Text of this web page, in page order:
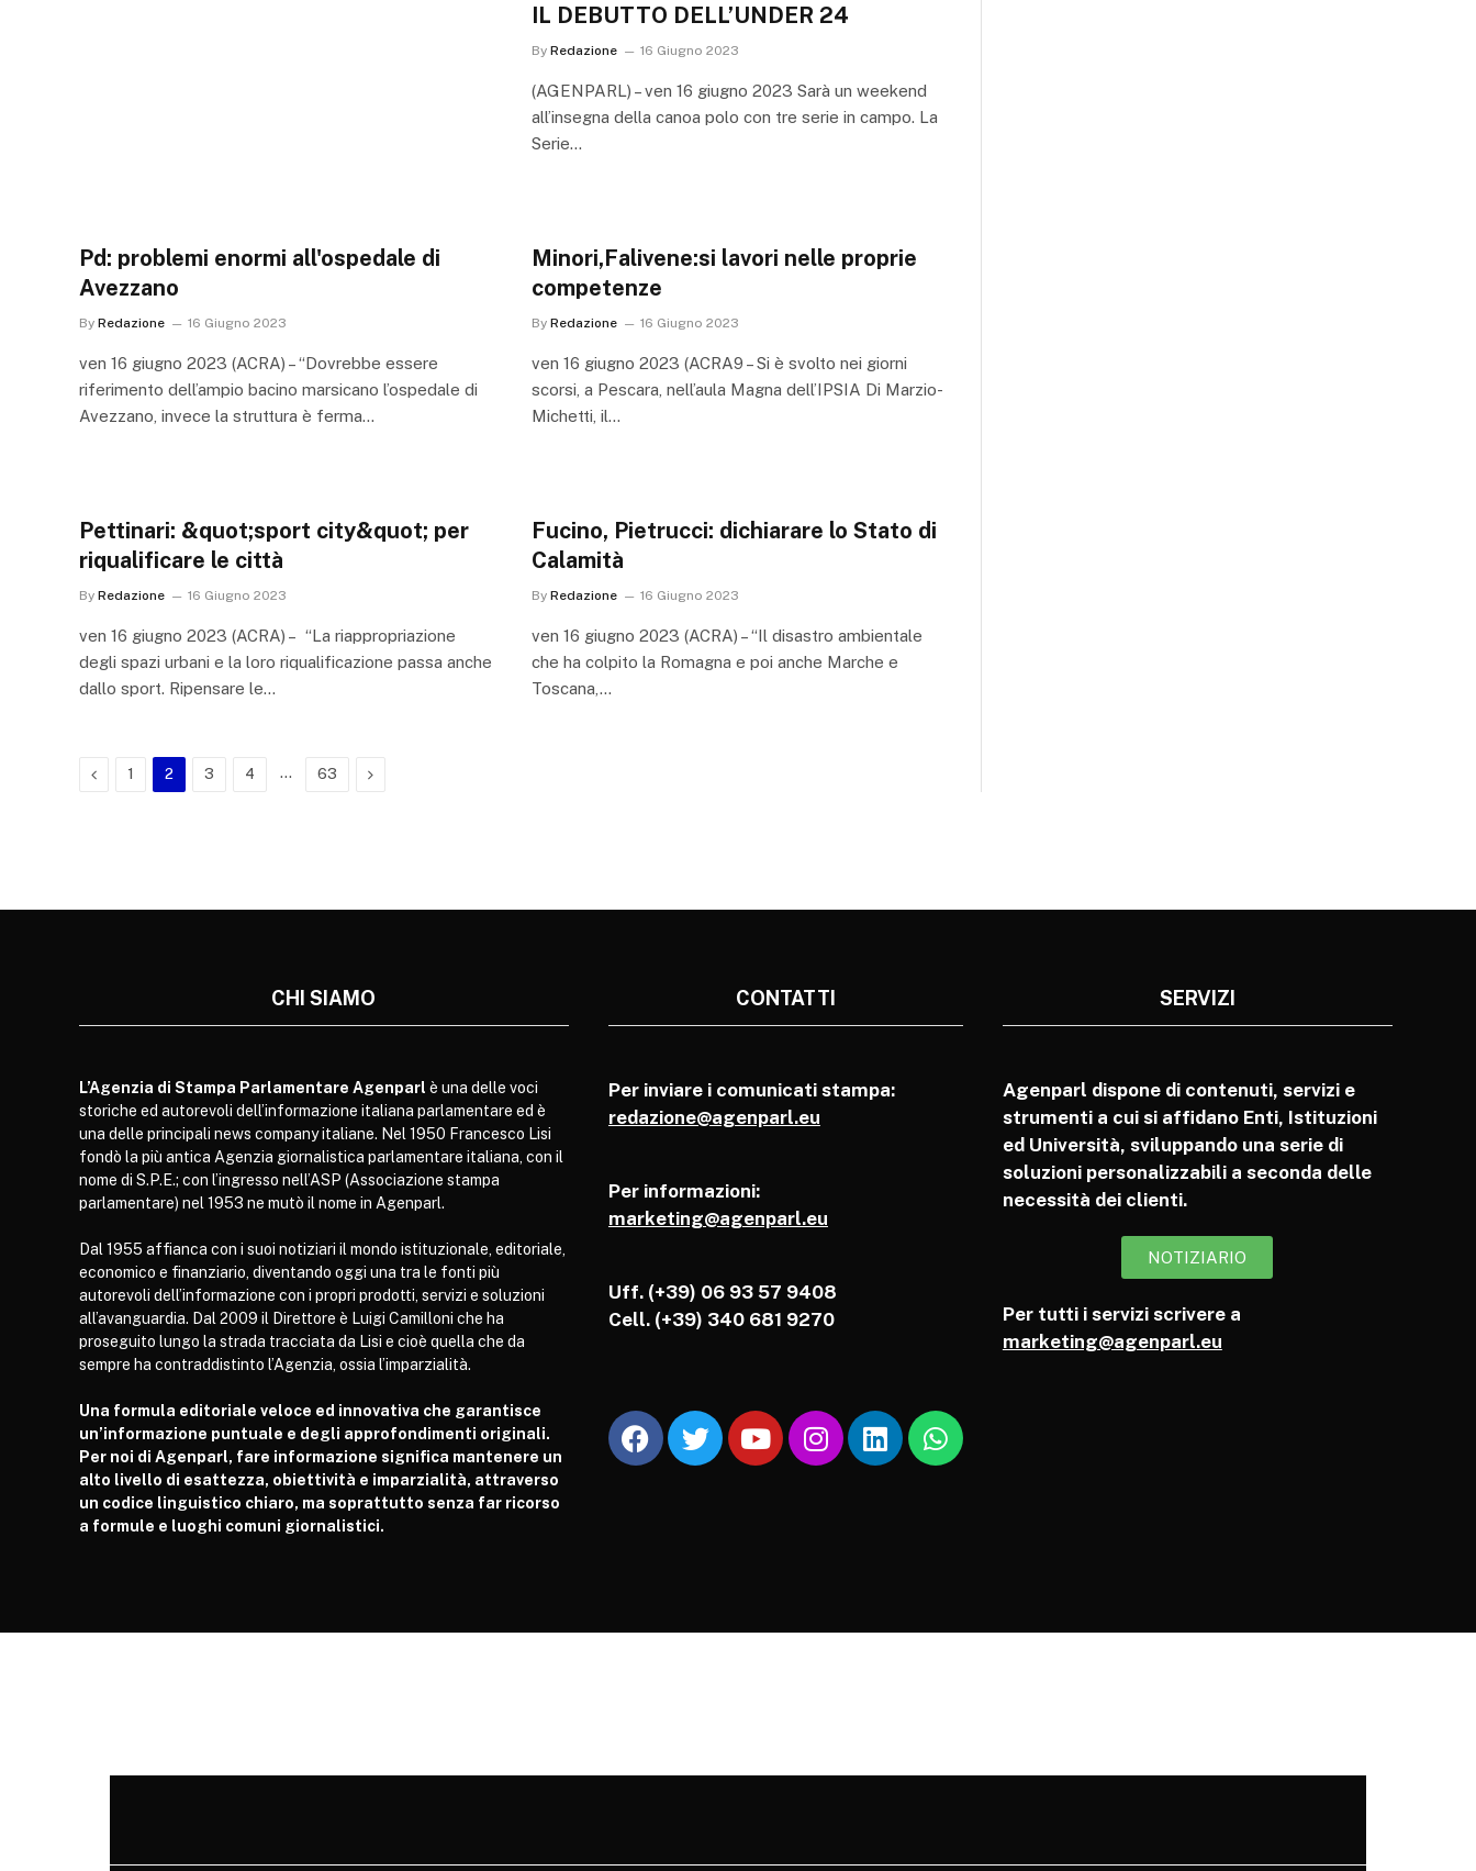
IL DEBUTTO DELL’UNDER 24
By Redazione 16 Giugno 2023
(AGENPARL) – ven 16 giugno 2023 Sarà un weekend
all’insegna della canoa polo con tre serie in campo. La
Serie…
Pd: problemi enormi all'ospedale di
Avezzano
By Redazione 16 Giugno 2023
ven 16 giugno 2023 (ACRA) – “Dovrebbe essere
riferimento dell’ampio bacino marsicano l’ospedale di
Avezzano, invece la struttura è ferma…
Minori,Falivene:si lavori nelle proprie
competenze
By Redazione 16 Giugno 2023
ven 16 giugno 2023 (ACRA9 – Si è svolto nei giorni
scorsi, a Pescara, nell’aula Magna dell’IPSIA Di Marzio-
Michetti, il…
Pettinari: &quot;sport city&quot; per
riqualificare le città
By Redazione 16 Giugno 2023
ven 16 giugno 2023 (ACRA) – “La riappropriazione
degli spazi urbani e la loro riqualificazione passa anche
dallo sport. Ripensare le…
Fucino, Pietrucci: dichiarare lo Stato di
Calamità
By Redazione 16 Giugno 2023
ven 16 giugno 2023 (ACRA) – “Il disastro ambientale
che ha colpito la Romagna e poi anche Marche e
Toscana,…
Previous
1 2 3 4 … 63 Next
CHI SIAMO
L’Agenzia di Stampa Parlamentare Agenparl è una delle voci
storiche ed autorevoli dell’informazione italiana parlamentare ed è
una delle principali news company italiane. Nel 1950 Francesco Lisi
fondò la più antica Agenzia giornalistica parlamentare italiana, con il
nome di S.P.E.; con l’ingresso nell’ASP (Associazione stampa
parlamentare) nel 1953 ne mutò il nome in Agenparl.
Dal 1955 affianca con i suoi notiziari il mondo istituzionale, editoriale,
economico e finanziario, diventando oggi una tra le fonti più
autorevoli dell’informazione con i propri prodotti, servizi e soluzioni
all’avanguardia. Dal 2009 il Direttore è Luigi Camilloni che ha
proseguito lungo la strada tracciata da Lisi e cioè quella che da
sempre ha contraddistinto l’Agenzia, ossia l’imparzialità.
Una formula editoriale veloce ed innovativa che garantisce
un’informazione puntuale e degli approfondimenti originali.
Per noi di Agenparl, fare informazione significa mantenere un
alto livello di esattezza, obiettività e imparzialità, attraverso
un codice linguistico chiaro, ma soprattutto senza far ricorso
a formule e luoghi comuni giornalistici.
CONTATTI
Per inviare i comunicati stampa:
redazione@agenparl.eu
Per informazioni:
marketing@agenparl.eu
Uff. (+39) 06 93 57 9408
Cell. (+39) 340 681 9270
SERVIZI
Agenparl dispone di contenuti, servizi e
strumenti a cui si affidano Enti, Istituzioni
ed Università, sviluppando una serie di
soluzioni personalizzabili a seconda delle
necessità dei clienti.
NOTIZIARIO
Per tutti i servizi scrivere a
marketing@agenparl.eu